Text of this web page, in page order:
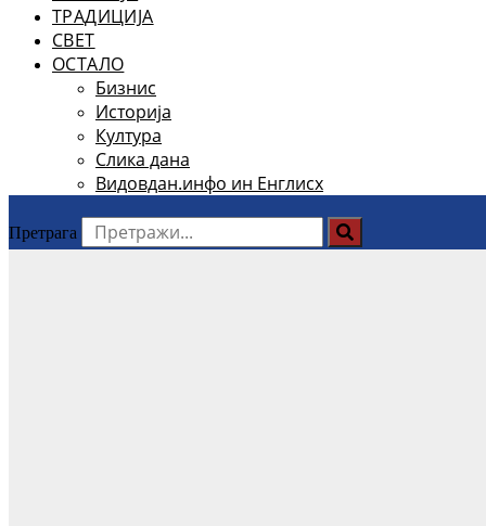
ТРАДИЦИЈА
СВЕТ
ОСТАЛО
Бизнис
Историја
Култура
Слика дана
Видовдан.инфо ин Енглисх
Претрага